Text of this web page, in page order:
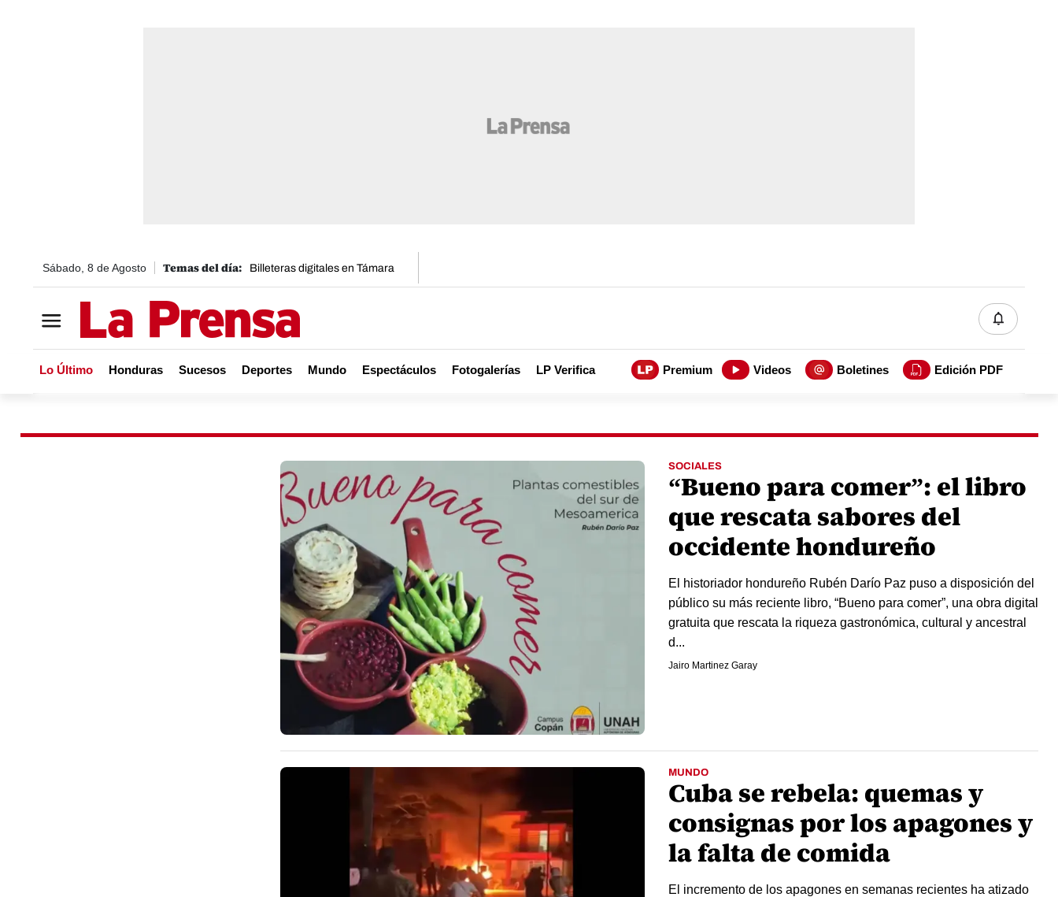
Sábado, 8 de Agosto Billeteras digitales en Támara
Lo Último Honduras Sucesos Deportes Mundo Espectáculos Fotogalerías LP Verifica Premium Videos Boletines Edición PDF
SOCIALES
“Bueno para comer”: el libro
que rescata sabores del
occidente hondureño
El historiador hondureño Rubén Darío Paz puso a disposición del
público su más reciente libro, “Bueno para comer”, una obra digital
gratuita que rescata la riqueza gastronómica, cultural y ancestral
d...
Jairo Martinez Garay
MUNDO
Cuba se rebela: quemas y
consignas por los apagones y
la falta de comida
El incremento de los apagones en semanas recientes ha atizado